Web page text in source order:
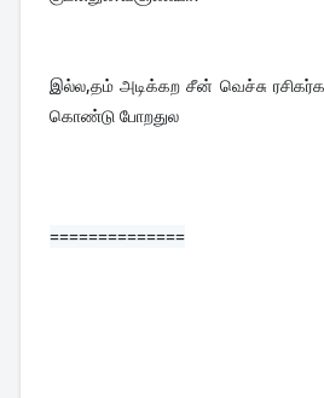
இல்ல,தம் அடிக்கற சீன் வெச்சு
கொண்டு போறதுல
==============